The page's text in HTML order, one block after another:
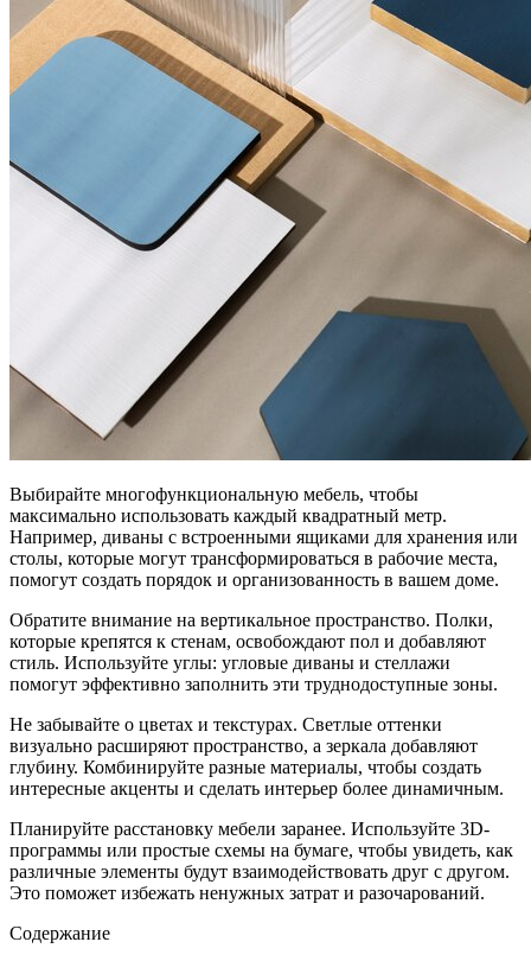
Выбирайте многофункциональную мебель, чтобы
максимально использовать каждый квадратный метр.
Например, диваны с встроенными ящиками для хранения или
столы, которые могут трансформироваться в рабочие места,
помогут создать порядок и организованность в вашем доме.
Обратите внимание на вертикальное пространство. Полки,
которые крепятся к стенам, освобождают пол и добавляют
стиль. Используйте углы: угловые диваны и стеллажи
помогут эффективно заполнить эти труднодоступные зоны.
Не забывайте о цветах и текстурах. Светлые оттенки
визуально расширяют пространство, а зеркала добавляют
глубину. Комбинируйте разные материалы, чтобы создать
интересные акценты и сделать интерьер более динамичным.
Планируйте расстановку мебели заранее. Используйте 3D-
программы или простые схемы на бумаге, чтобы увидеть, как
различные элементы будут взаимодействовать друг с другом.
Это поможет избежать ненужных затрат и разочарований.
Содержание